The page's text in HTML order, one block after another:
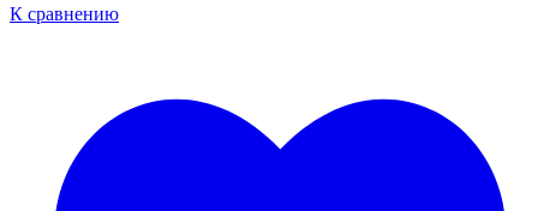
К сравнению